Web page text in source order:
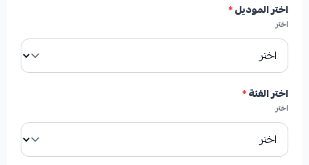
اختر الموديل*
اختر
اختر الفئة*
اختر